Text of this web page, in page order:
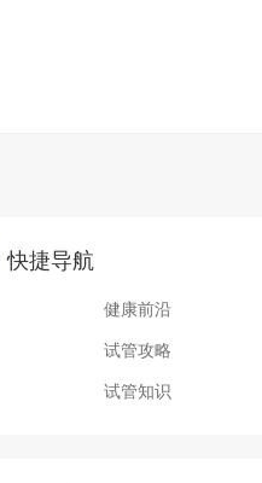
快捷导航
健康前沿
试管攻略
试管知识